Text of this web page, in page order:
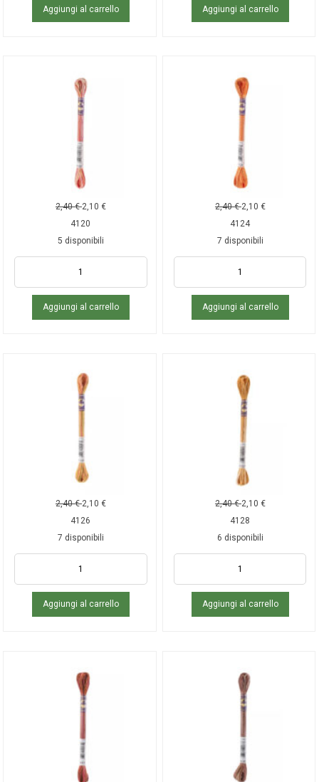
Aggiungi al carrello Aggiungi al carrello
2,40€ 2,10 €
4120
5 disponibili
Aggiungi al carrello
2,40€ 2,10 €
4124
7 disponibili
Aggiungi al carrello
2,40€ 2,10 €
4126
7 disponibili
Aggiungi al carrello
2,40€ 2,10 €
4128
6 disponibili
Aggiungi al carrello